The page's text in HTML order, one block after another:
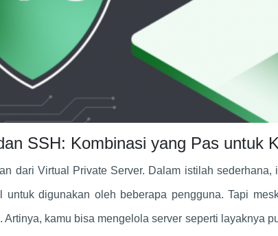
SSH: Kombinasi yang Pas untuk
dari Virtual Private Server. Dalam istilah
untuk digunakan oleh beberapa pengguna. Tapi
Artinya, kamu bisa mengelola server seperti layaknya